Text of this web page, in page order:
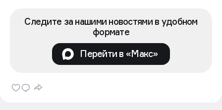
Следите за нашими новостями в удобном
формате
Перейти в «Макс»